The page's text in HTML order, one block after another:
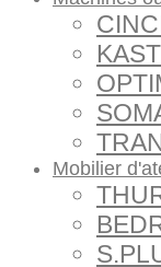
Mobilier